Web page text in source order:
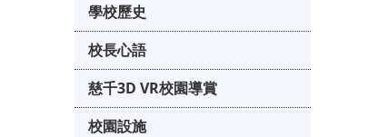
學校歷史
校長心語
慈千3D VR校園導賞
校園設施